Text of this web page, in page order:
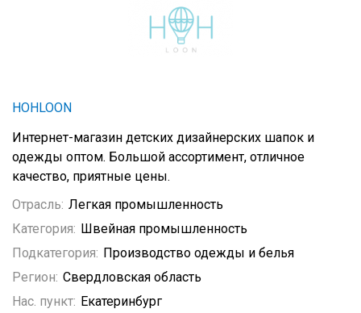
HOHLOON
Интернет-магазин детских дизайнерских шапок и
одежды оптом. Большой ассортимент, отличное
качество, приятные цены.
Отрасль: Легкая промышленность
Категория: Швейная промышленность
Подкатегория: Производство одежды и белья
Регион: Свердловская область
Нас. пункт: Екатеринбург